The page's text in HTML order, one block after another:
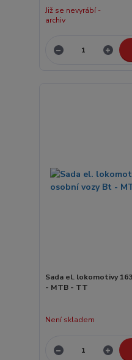
Již se nevyrábí -
archiv
Sada el. lokomotivy
- MTB - TT
Není skladem